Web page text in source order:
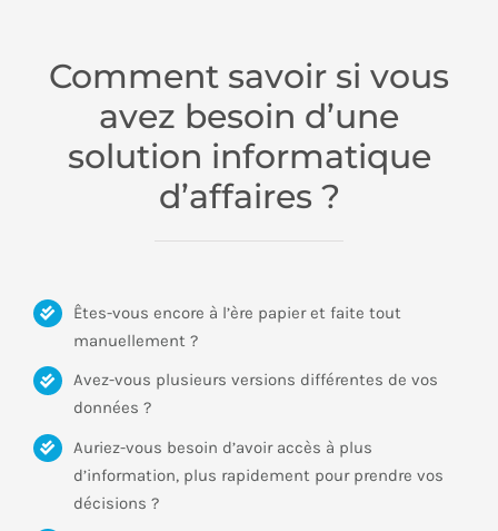
Comment savoir si vous
avez besoin d’une
solution informatique
d’affaires ?
Êtes-vous encore à l’ère papier et faite tout
manuellement ?
Avez-vous plusieurs versions différentes de vos
données ?
Auriez-vous besoin d’avoir accès à plus
d’information, plus rapidement pour prendre vos
décisions ?